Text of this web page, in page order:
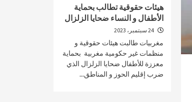
هيئات حقوقية تطالب بحماية
الأطفال و النساء ضحايا الزلزال
مغربيات طالبت هيئات حقوقية و
منظمات غير حكومية مغربية بحماية
معززة للأطفال ضحايا الزلزال الذي
ضرب إقليم الحوز و المناطق...
صحة و تغذية
خلال ندوة علمية…الإعلان عن انطلاق علاج
سرطان البروستات في المغرب بتقنية